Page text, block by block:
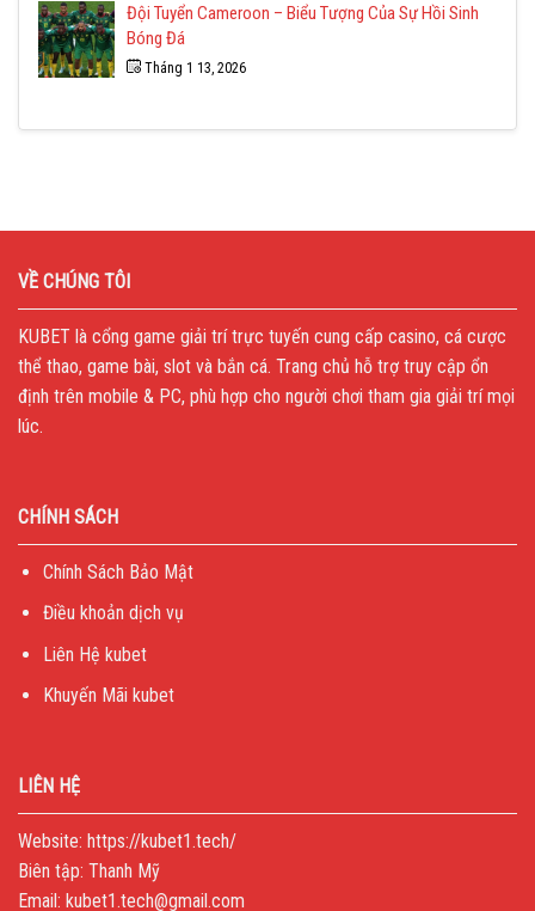
Đội Tuyển Cameroon – Biểu Tượng Của Sự Hồi Sinh
Bóng Đá
Tháng 1 13, 2026
VỀ CHÚNG TÔI
KUBET là cổng game giải trí trực tuyến cung cấp casino, cá cược
thể thao, game bài, slot và bắn cá. Trang chủ hỗ trợ truy cập ổn
định trên mobile & PC, phù hợp cho người chơi tham gia giải trí mọi
lúc.
CHÍNH SÁCH
Chính Sách Bảo Mật
Điều khoản dịch vụ
Liên Hệ kubet
Khuyến Mãi kubet
LIÊN HỆ
Website: https://kubet1.tech/
Biên tập: Thanh Mỹ
Email: kubet1.tech@gmail.com